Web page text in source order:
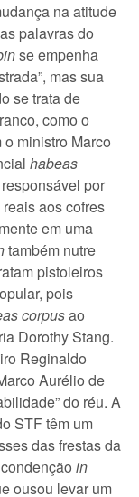
na atitude
palavras do
se empenha
mas sua
se trata de
como o
ministro Marco
habeas
por
aos cofres
em uma
também nutre
pistoleiros
pois
corpusao
Dorothy Stang.
Reginaldo
Aurélio de
do réu. A
STF têm um
das frestas da
in
ousou levar um